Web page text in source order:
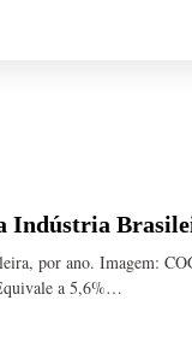
Indústria
por ano. Imagem:
a 5,6%…